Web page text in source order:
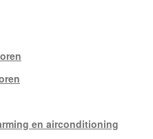
en airconditioning